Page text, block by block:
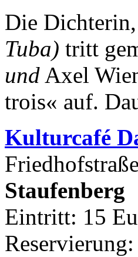
Die
Tuba) tritt
und Axel
trois« auf.
Kulturcafé
Staufenberg
Eintritt: 15
Reservierung: